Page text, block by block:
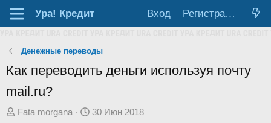
Ура! Кредит Вход Регистрация
Денежные переводы
Как переводить деньги используя почту
mail.ru?
А
Fata morgana
Д
30 Июн 2018